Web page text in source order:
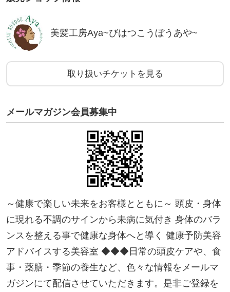
美髪工房Aya~びはつこうぼうあや~
取り扱いチケットを見る
メールマガジン会員募集中
～健康で楽しい未来をお客様とともに～ 頭皮・身体
に現れる不調のサインから未病に気付き 身体のバラ
ンスを整える事で健康な身体へと導く 健康予防美容
アドバイスする美容室 ◆◆◆日常の頭皮ケアや、食
事・薬膳・季節の養生など、色々な情報をメールマ
ガジンにて配信させていただきます。是非ご登録を